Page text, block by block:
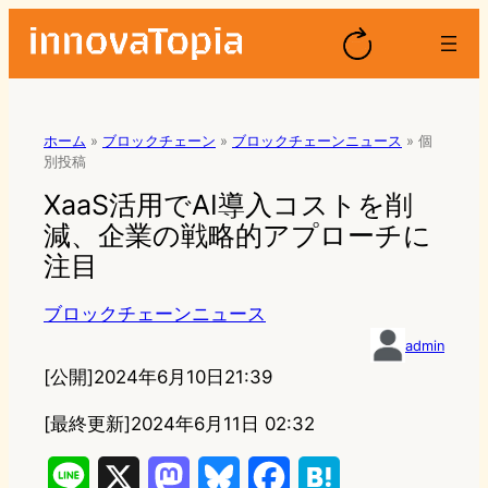
ホーム » ブロックチェーン » ブロックチェーンニュース » 個
別投稿
XaaS活用でAI導入コストを削
減、企業の戦略的アプローチに
注目
ブロックチェーンニュース
admin
[公開]2024年6月10日21:39
[最終更新]2024年6月11日 02:32